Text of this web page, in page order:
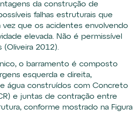
da construção de
falhas estruturais que
vez que os acidentes envolvendo
elevada. Não é permissível
2012).
o barramento é composto
esquerda e direita,
água construídos com Concreto
e juntas de contração entre
conforme mostrado na Figura